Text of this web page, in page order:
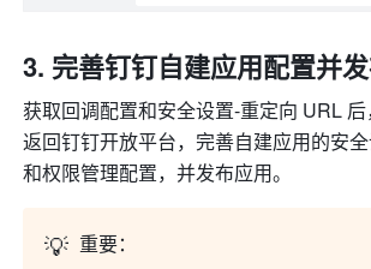
完善钉钉自建应用配置并
获取回调配置和安全设置-重定向 URL
返回钉钉开放平台，完善自建应用的安
和权限管理配置，并发布应用。
💡 重要：